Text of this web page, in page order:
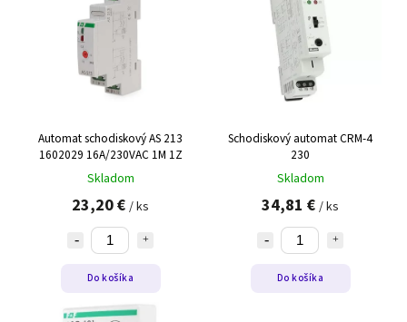
Automat schodiskový AS 213
1602029 16A/230VAC 1M 1Z
Skladom
23,20 € / ks
Do košíka
Schodiskový automat CRM-4
230
Skladom
34,81 € / ks
Do košíka